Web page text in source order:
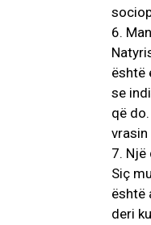
6.
është
se
që
7. Një
Siç
është
deri